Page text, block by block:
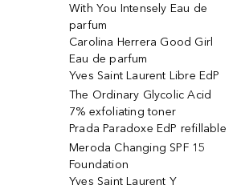
With You Intensely Eau de
parfum
Carolina Herrera Good Girl
Eau de parfum
Yves Saint Laurent Libre EdP
The Ordinary Glycolic Acid
7% exfoliating toner
Prada Paradoxe EdP refillable
Meroda Changing SPF 15
Foundation
Yves Saint Laurent Y